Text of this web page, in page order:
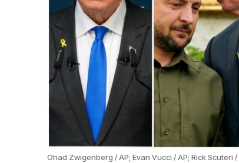
Ohad Zwigenberg / AP; Evan Vucci / AP; Rick Scuteri